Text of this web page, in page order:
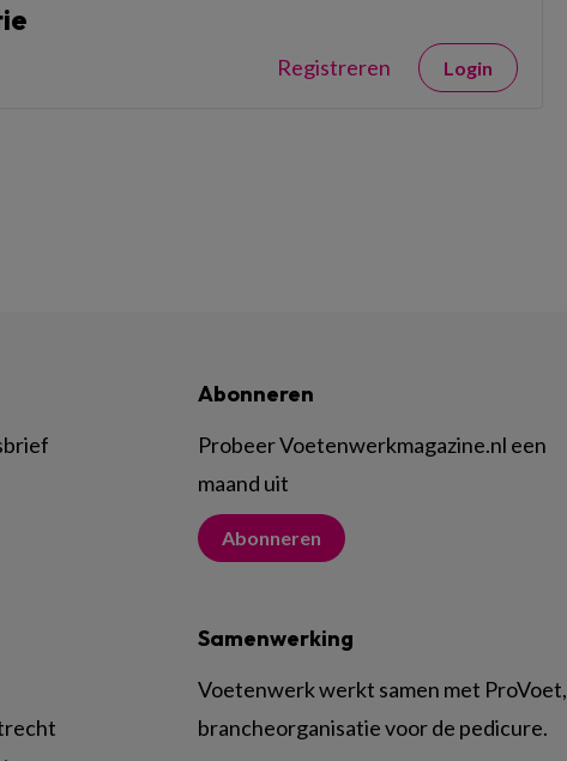
Registreren Login
Abonneren
Probeer Voetenwerkmagazine.nl een
maand uit
Abonneren
Samenwerking
Voetenwerk werkt samen met ProVoet,
brancheorganisatie voor de pedicure.